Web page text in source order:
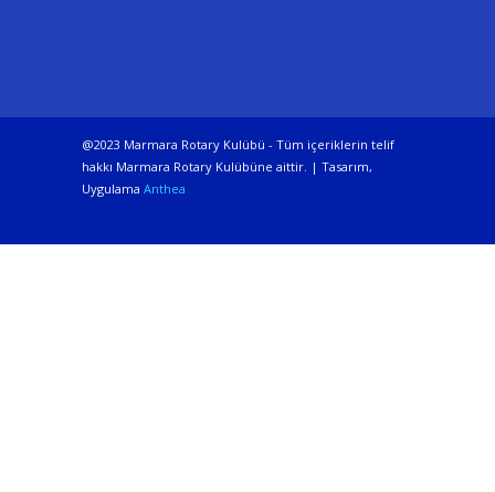
@2023 Marmara Rotary Kulübü - Tüm içeriklerin telif
hakkı Marmara Rotary Kulübüne aittir. | Tasarım,
Uygulama Anthea